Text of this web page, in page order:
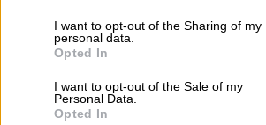
not limited to your visit or usage
grant or deny consent to Google and its
use your data for below specified
consent section.
I want to opt-out of the Sharing of my
personal data.
Opted In
I want to opt-out of the Sale of my
Personal Data.
Opted In
συσχέτιση μεταξύ των
D στο αίμα και την πιθανότητα
θετικής δοκιμασίας PCR για
SARS-CoV-2.